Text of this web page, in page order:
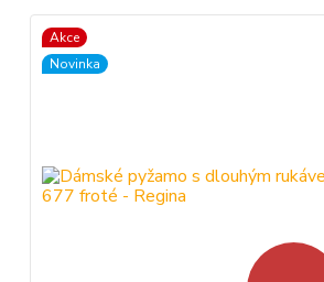
Akce
Novinka